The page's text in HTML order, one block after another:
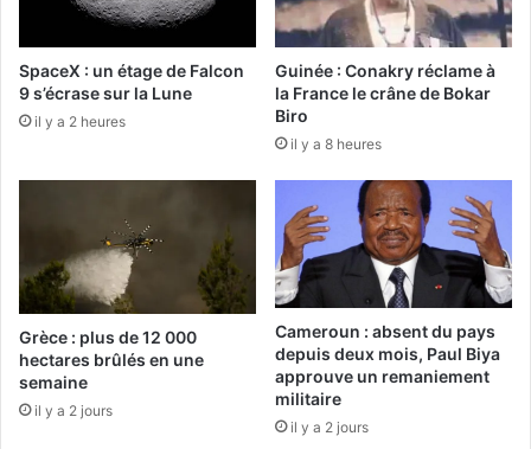
SpaceX : un étage de Falcon
9 s’écrase sur la Lune
il y a 2 heures
Guinée : Conakry réclame à
la France le crâne de Bokar
Biro
il y a 8 heures
Grèce : plus de 12 000
hectares brûlés en une
semaine
il y a 2 jours
Cameroun : absent du pays
depuis deux mois, Paul Biya
approuve un remaniement
militaire
il y a 2 jours